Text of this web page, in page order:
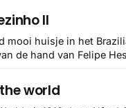
boek ✨ Daarin hebben
maar op deze manier
II
mooi huisje in het
de hand van Felipe
world